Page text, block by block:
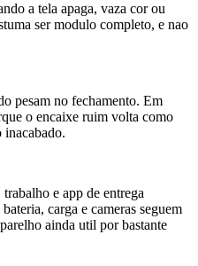
a tela apaga, vaza cor ou
ser modulo completo, e nao
pesam no fechamento. Em
o encaixe ruim volta como
inacabado.
e app de entrega
carga e cameras seguem
ainda util por bastante